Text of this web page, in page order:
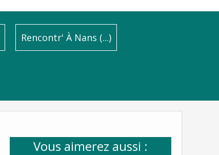
Rencontr' À Nans (...)
Vous aimerez aussi :